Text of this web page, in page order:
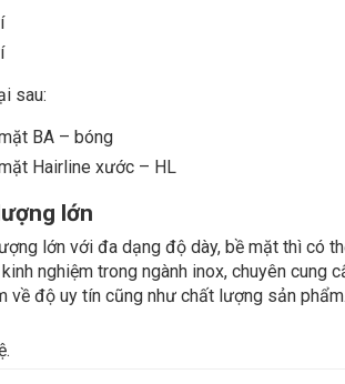
sau:
BA – bóng
Hairline xước – HL
lớn
lớn với đa dạng độ dày, bề mặt thì có
nghiệm trong ngành inox, chuyên cung
về độ uy tín cũng như chất lượng sản